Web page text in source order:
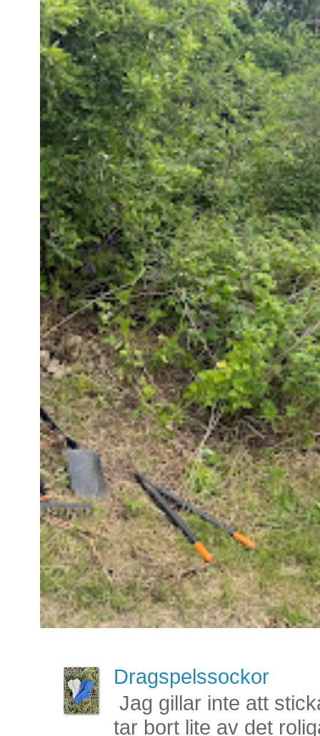
Dragspelssockor
Jag gillar inte att
tar bort lite av det